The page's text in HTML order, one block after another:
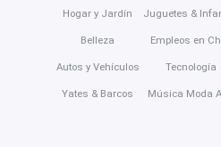
Hogar y Jardín
Belleza
Autos y Vehículos
Yates & Barcos
Juguetes &
Empleos en
Tecnología
Música Moda